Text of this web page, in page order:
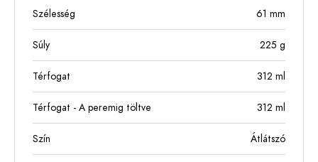
Szélesség 61 mm
Súly 225 g
Térfogat 312 ml
Térfogat - A peremig töltve 312 ml
Szín Átlátszó